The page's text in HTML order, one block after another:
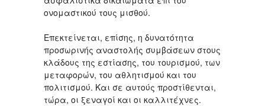
ονομαστικού τους μισθού.
Επεκτείνεται, επίσης, η δυνατότητα
προσωρινής αναστολής συμβάσεων στους
κλάδους της εστίασης, του τουρισμού, των
μεταφορών, του αθλητισμού και του
πολιτισμού. Και σε αυτούς προστίθενται,
τώρα, οι ξεναγοί και οι καλλιτέχνες.